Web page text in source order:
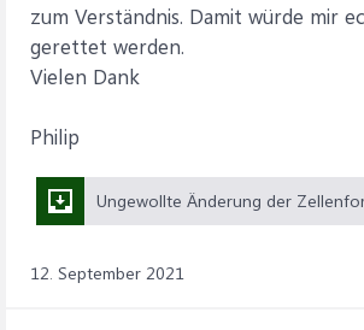
zum Verständnis. Damit würde mir
gerettet werden.
Vielen Dank
Philip
12. September 2021